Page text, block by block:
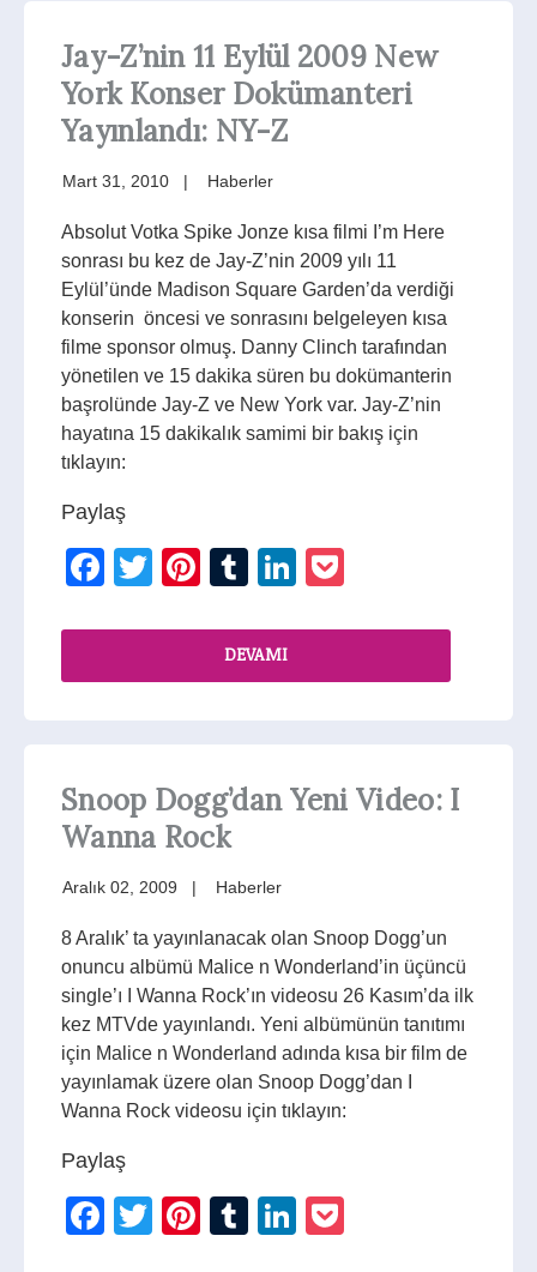
Jay-Z’nin 11 Eylül 2009 New
York Konser Dokümanteri
Yayınlandı: NY-Z
Mart 31, 2010 Haberler
Absolut Votka Spike Jonze kısa filmi I’m Here
sonrası bu kez de Jay-Z’nin 2009 yılı 11
Eylül’ünde Madison Square Garden’da verdiği
konserin öncesi ve sonrasını belgeleyen kısa
filme sponsor olmuş. Danny Clinch tarafından
yönetilen ve 15 dakika süren bu dokümanterin
başrolünde Jay-Z ve New York var. Jay-Z’nin
hayatına 15 dakikalık samimi bir bakış için
tıklayın:
Paylaş
Facebook
TwitterPinterest
TumblrLinkedIn
DEVAMI
Snoop Dogg’dan Yeni Video: I
Wanna Rock
Aralık 02, 2009 Haberler
8 Aralık’ ta yayınlanacak olan Snoop Dogg’un
onuncu albümü Malice n Wonderland’in üçüncü
single’ı I Wanna Rock’ın videosu 26 Kasım’da ilk
kez MTVde yayınlandı. Yeni albümünün tanıtımı
için Malice n Wonderland adında kısa bir film de
yayınlamak üzere olan Snoop Dogg’dan I
Wanna Rock videosu için tıklayın:
Paylaş
Facebook
TwitterPinterest
TumblrLinkedIn